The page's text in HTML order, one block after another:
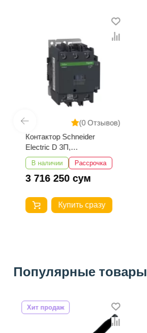
(0 Отзывов)
Контактор Schneider
Electric D 3П,
95А,НО+НЗ,220B
LC1D95M7
В наличии Рассрочка
3 716 250 сум
Купить сразу
Популярные товары
Хит продаж